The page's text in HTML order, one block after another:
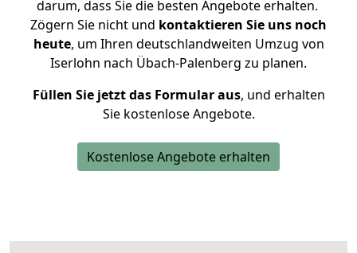
darum, dass Sie die besten Angebote erhalten.
Zögern Sie nicht und kontaktieren Sie uns noch
heute, um Ihren deutschlandweiten Umzug von
Iserlohn nach Übach-Palenberg zu planen.
Füllen Sie jetzt das Formular aus, und erhalten
Sie kostenlose Angebote.
Kostenlose Angebote erhalten